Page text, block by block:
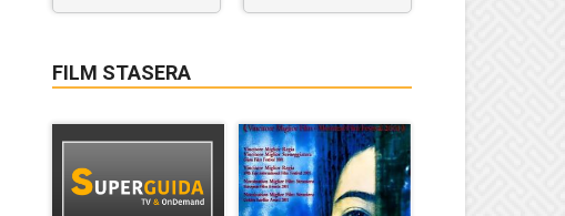
FILM STASERA